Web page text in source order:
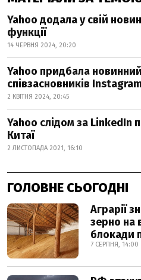
Yahoo додала у свій
функції
14 ЧЕРВНЯ 2024, 20:20
Yahoo придбала
співзасновників Instagram
2 КВІТНЯ 2024, 20:45
Yahoo cлідом за LinkedIn
Китаї
2 ЛИСТОПАДА 2021, 16:10
ГОЛОВНЕ СЬОГОДНІ
Аграрії
зерно на
блокади
7 СЕРПНЯ, 14:00